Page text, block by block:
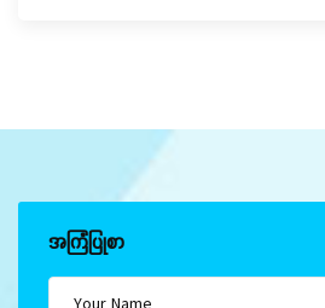
အကြံပြုစာ